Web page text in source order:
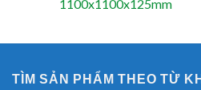
1100x1100x125mm
TÌM SẢN PHẨM THEO TỪ